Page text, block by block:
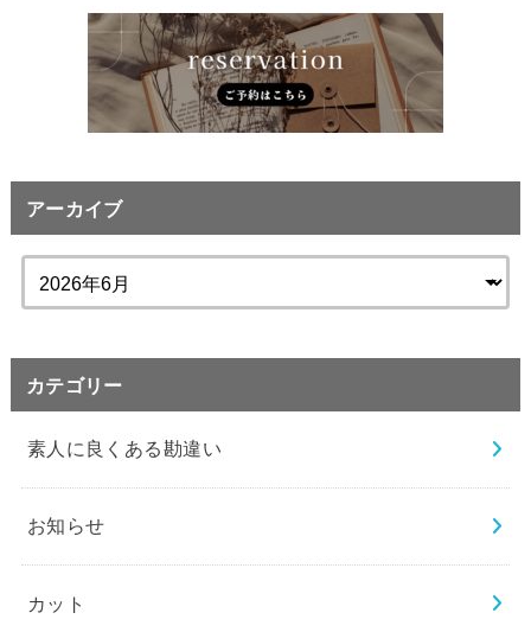
アーカイブ
カテゴリー
素人に良くある勘違い
お知らせ
カット